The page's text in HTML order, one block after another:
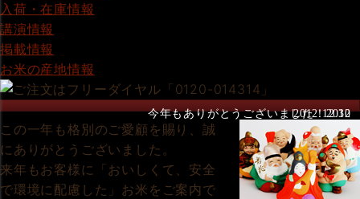
入荷・在庫情報
講演情報
掲載情報
お米の産地情報
今年もありがとうございました！2012
2012.12.30
この一年も格別のご愛顧を賜り、誠
にありがとうございました。
来年もお客様に「おいしくて、安全
で環境に配慮した」お米をご案内で